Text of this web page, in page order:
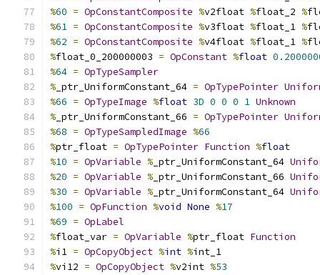
%60 = OpConstantComposite %v2float %float_2 %
%61 = OpConstantComposite %v3float %float_1 %
%62 = OpConstantComposite %v4float %float_1 %
%float_0_200000003 = OpConstant %float
%64 = OpTypeSampler
% _ptr_UniformConstant_64 = OpTypePointer
%66 = OpTypeImage %float 3D 0 0 0 1 Unknown
% _ptr_UniformConstant_66 = OpTypePointer
%68 = OpTypeSampledImage %66
%ptr_float = OpTypePointer Function %float
%10 = OpVariable % _ptr_UniformConstant_64
%20 = OpVariable % _ptr_UniformConstant_66
%30 = OpVariable % _ptr_UniformConstant_64
%100 = OpFunction %void None %17
%69 = OpLabel
%float_var = OpVariable %ptr_float Function
%i1 = OpCopyObject %int %int_1
%vi12 = OpCopyObject %v2int %53